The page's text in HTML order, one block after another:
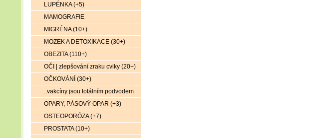
LUPÉNKA (+5)
MAMOGRAFIE
MIGRÉNA (10+)
MOZEK A DETOXIKACE (30+)
OBEZITA (110+)
OČI | zlepšování zraku cviky (20+)
OČKOVÁNÍ (30+)
..vakcíny jsou totálním podvodem
OPARY, PÁSOVÝ OPAR (+3)
OSTEOPORÓZA (+7)
PROSTATA (10+)